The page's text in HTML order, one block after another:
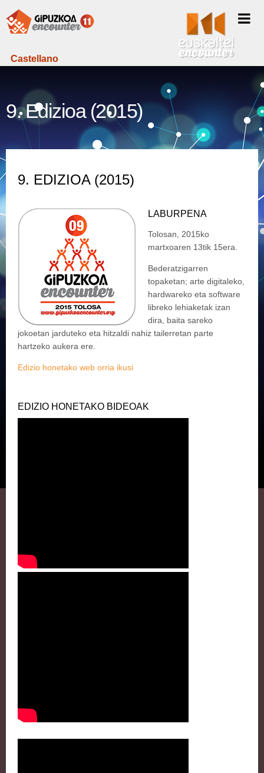
Castellano
9. Edizioa (2015)
9. EDIZIOA (2015)
LABURPENA
Tolosan, 2015ko
martxoaren 13tik 15era.
Bederatzigarren
topaketan; arte digitaleko,
hardwareko eta software
libreko lehiaketak izan
dira, baita sareko
jokoetan jarduteko eta hitzaldi nahiz tailerretan parte
hartzeko aukera ere.
Edizio honetako web orria ikusi
EDIZIO HONETAKO BIDEOAK